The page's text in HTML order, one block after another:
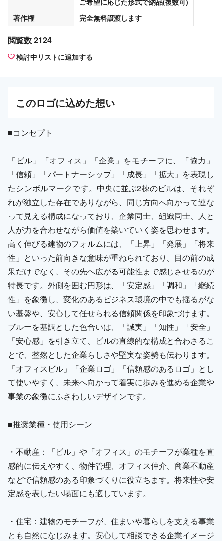
著作権
完全無料譲渡します
閲覧数 2124
検討中リストに追加する
このロゴに込めた想い
■コンセプト
「ビル」「オフィス」「企業」をモチーフに、「協力」
「信頼」「パートナーシップ」「成長」「拡大」を表現し
たシンボルマークです。中央に並ぶ2棟のビルは、それぞ
れが独立した存在でありながら、同じ方向へ向かって連な
って見える構成になっており、企業同士、組織同士、人と
人が力を合わせながら価値を築いていく姿を思わせます。
高く伸びる建物のフォルムには、「上昇」「発展」「将来
性」といった前向きな意味が重ねられており、目の前の成
果だけでなく、その先へ広がる可能性まで感じさせるのが
特長です。外側を囲む円形は、「安定感」「調和」「継続
性」を象徴し、変化のあるビジネス環境の中でも揺るがな
い基盤や、安心して任せられる信頼関係を印象づけます。
ブルーを基調とした色合いは、「誠実」「知性」「安全」
「安心感」を引き立て、ビルの直線的な構成と合わさるこ
とで、整然とした企業らしさや堅実な姿勢も伝わります。
「オフィスビル」「企業ロゴ」「信頼感のあるロゴ」とし
て使いやすく、未来へ向かって着実に歩みを進める企業や
事業の象徴にふさわしいデザインです。
■推奨業種・使用シーン
・不動産：「ビル」や「オフィス」のモチーフが業種を直
感的に伝えやすく、物件管理、オフィス仲介、商業不動産
などで信頼感のある印象づくりに役立ちます。将来性や安
定感を表したい場面にも適しています。
・住宅：建物のモチーフが、住まいや暮らしを支える事業
とも自然になじみます。安心して相談できる企業イメージ